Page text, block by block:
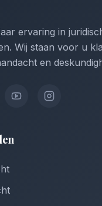
ervaring in
Wij staan voor u
en